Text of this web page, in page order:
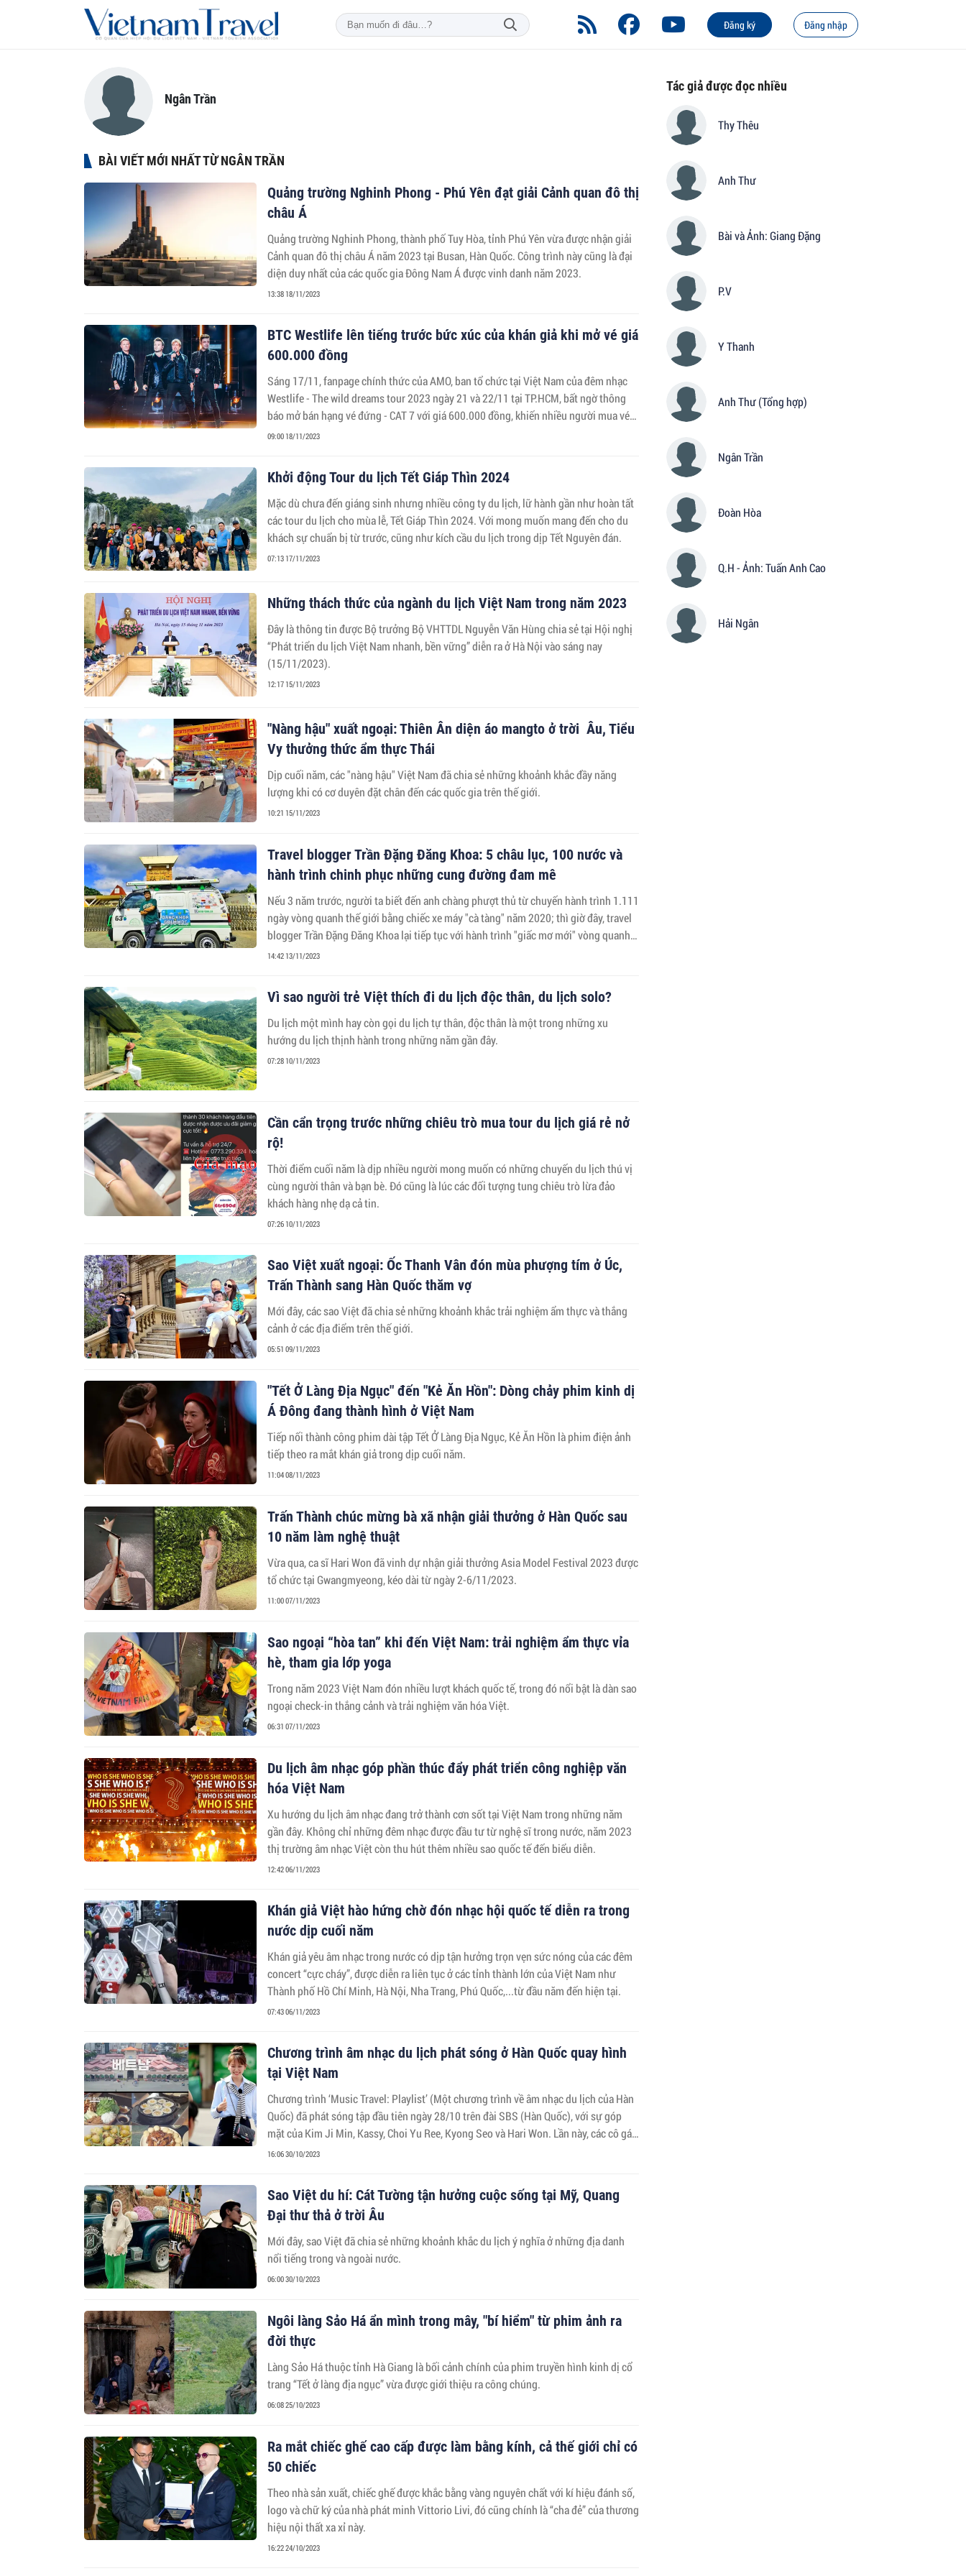
Đăng ký Đăng nhập
Ngân Trần
BÀI VIẾT MỚI NHẤT TỪ NGÂN TRẦN
Quảng trường Nghinh Phong - Phú Yên đạt giải Cảnh quan đô thị
châu Á
Quảng trường Nghinh Phong, thành phố Tuy Hòa, tỉnh Phú Yên vừa được nhận giải
Cảnh quan đô thị châu Á năm 2023 tại Busan, Hàn Quốc. Công trình này cũng là đại
diện duy nhất của các quốc gia Đông Nam Á được vinh danh năm 2023.
13:38 18/11/2023
BTC Westlife lên tiếng trước bức xúc của khán giả khi mở vé giá
600.000 đồng
Sáng 17/11, fanpage chính thức của AMO, ban tổ chức tại Việt Nam của đêm nhạc
Westlife - The wild dreams tour 2023 ngày 21 và 22/11 tại TP.HCM, bất ngờ thông
báo mở bán hạng vé đứng - CAT 7 với giá 600.000 đồng, khiến nhiều người mua vé
trước đó phẫn nộ.
09:00 18/11/2023
Khởi động Tour du lịch Tết Giáp Thìn 2024
Mặc dù chưa đến giáng sinh nhưng nhiều công ty du lịch, lữ hành gần như hoàn tất
các tour du lịch cho mùa lễ, Tết Giáp Thìn 2024. Với mong muốn mang đến cho du
khách sự chuẩn bị từ trước, cũng như kích cầu du lịch trong dịp Tết Nguyên đán.
07:13 17/11/2023
Những thách thức của ngành du lịch Việt Nam trong năm 2023
Đây là thông tin được Bộ trưởng Bộ VHTTDL Nguyễn Văn Hùng chia sẻ tại Hội nghị
“Phát triển du lịch Việt Nam nhanh, bền vững” diễn ra ở Hà Nội vào sáng nay
(15/11/2023).
12:17 15/11/2023
"Nàng hậu" xuất ngoại: Thiên Ân diện áo mangto ở trời Âu, Tiểu
Vy thưởng thức ẩm thực Thái
Dịp cuối năm, các "nàng hậu" Việt Nam đã chia sẻ những khoảnh khắc đầy năng
lượng khi có cơ duyên đặt chân đến các quốc gia trên thế giới.
10:21 15/11/2023
Travel blogger Trần Đặng Đăng Khoa: 5 châu lục, 100 nước và
hành trình chinh phục những cung đường đam mê
Nếu 3 năm trước, người ta biết đến anh chàng phượt thủ từ chuyến hành trình 1.111
ngày vòng quanh thế giới bằng chiếc xe máy "cà tàng" năm 2020; thì giờ đây, travel
blogger Trần Đặng Đăng Khoa lại tiếp tục với hành trình "giấc mơ mới" vòng quanh
thế giới bằng chiếc ô tô.
14:42 13/11/2023
Vì sao người trẻ Việt thích đi du lịch độc thân, du lịch solo?
Du lịch một mình hay còn gọi du lịch tự thân, độc thân là một trong những xu
hướng du lịch thịnh hành trong những năm gần đây.
07:28 10/11/2023
Cần cẩn trọng trước những chiêu trò mua tour du lịch giá rẻ nở
rộ!
Thời điểm cuối năm là dịp nhiều người mong muốn có những chuyến du lịch thú vị
cùng người thân và bạn bè. Đó cũng là lúc các đối tượng tung chiêu trò lừa đảo
khách hàng nhẹ dạ cả tin.
07:26 10/11/2023
Sao Việt xuất ngoại: Ốc Thanh Vân đón mùa phượng tím ở Úc,
Trấn Thành sang Hàn Quốc thăm vợ
Mới đây, các sao Việt đã chia sẻ những khoảnh khắc trải nghiệm ẩm thực và thắng
cảnh ở các địa điểm trên thế giới.
05:51 09/11/2023
"Tết Ở Làng Địa Ngục" đến "Kẻ Ăn Hồn": Dòng chảy phim kinh dị
Á Đông đang thành hình ở Việt Nam
Tiếp nối thành công phim dài tập Tết Ở Làng Địa Ngục, Kẻ Ăn Hồn là phim điện ảnh
tiếp theo ra mắt khán giả trong dịp cuối năm.
11:04 08/11/2023
Trấn Thành chúc mừng bà xã nhận giải thưởng ở Hàn Quốc sau
10 năm làm nghệ thuật
Vừa qua, ca sĩ Hari Won đã vinh dự nhận giải thưởng Asia Model Festival 2023 được
tổ chức tại Gwangmyeong, kéo dài từ ngày 2-6/11/2023.
11:00 07/11/2023
Sao ngoại “hòa tan” khi đến Việt Nam: trải nghiệm ẩm thực vỉa
hè, tham gia lớp yoga
Trong năm 2023 Việt Nam đón nhiều lượt khách quốc tế, trong đó nổi bật là dàn sao
ngoại check-in thắng cảnh và trải nghiệm văn hóa Việt.
06:31 07/11/2023
Du lịch âm nhạc góp phần thúc đẩy phát triển công nghiệp văn
hóa Việt Nam
Xu hướng du lịch âm nhạc đang trở thành cơn sốt tại Việt Nam trong những năm
gần đây. Không chỉ những đêm nhạc được đầu tư từ nghệ sĩ trong nước, năm 2023
thị trường âm nhạc Việt còn thu hút thêm nhiều sao quốc tế đến biểu diễn.
12:42 06/11/2023
Khán giả Việt hào hứng chờ đón nhạc hội quốc tế diễn ra trong
nước dịp cuối năm
Khán giả yêu âm nhạc trong nước có dịp tận hưởng trọn vẹn sức nóng của các đêm
concert “cực cháy”, được diễn ra liên tục ở các tỉnh thành lớn của Việt Nam như
Thành phố Hồ Chí Minh, Hà Nội, Nha Trang, Phú Quốc,...từ đầu năm đến hiện tại.
07:43 06/11/2023
Chương trình âm nhạc du lịch phát sóng ở Hàn Quốc quay hình
tại Việt Nam
Chương trình ‘Music Travel: Playlist’ (Một chương trình về âm nhạc du lịch của Hàn
Quốc) đã phát sóng tập đầu tiên ngày 28/10 trên đài SBS (Hàn Quốc), với sự góp
mặt của Kim Ji Min, Kassy, Choi Yu Ree, Kyong Seo và Hari Won. Lần này, các cô gái
sẽ bước vào hành trình biểu diễn tại Thành phố Hồ Chí Minh.
16:06 30/10/2023
Sao Việt du hí: Cát Tường tận hưởng cuộc sống tại Mỹ, Quang
Đại thư thả ở trời Âu
Mới đây, sao Việt đã chia sẻ những khoảnh khắc du lịch ý nghĩa ở những địa danh
nổi tiếng trong và ngoài nước.
06:00 30/10/2023
Ngôi làng Sảo Há ẩn mình trong mây, "bí hiểm" từ phim ảnh ra
đời thực
Làng Sảo Há thuộc tỉnh Hà Giang là bối cảnh chính của phim truyền hình kinh dị cổ
trang “Tết ở làng địa ngục” vừa được giới thiệu ra công chúng.
06:08 25/10/2023
Ra mắt chiếc ghế cao cấp được làm bằng kính, cả thế giới chỉ có
50 chiếc
Theo nhà sản xuất, chiếc ghế được khắc bằng vàng nguyên chất với kí hiệu đánh số,
logo và chữ ký của nhà phát minh Vittorio Livi, đó cũng chính là “cha đẻ” của thương
hiệu nội thất xa xỉ này.
16:22 24/10/2023
Tác giả được đọc nhiều
Thy Thêu
Anh Thư
Bài và Ảnh: Giang Đặng
P.V
Y Thanh
Anh Thư (Tổng hợp)
Ngân Trần
Đoàn Hòa
Q.H - Ảnh: Tuấn Anh Cao
Hải Ngân